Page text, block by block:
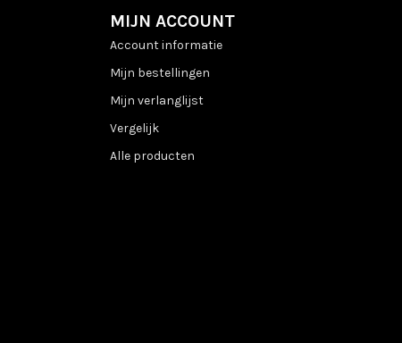
MIJN ACCOUNT
Account informatie
Mijn bestellingen
Mijn verlanglijst
Vergelijk
Alle producten